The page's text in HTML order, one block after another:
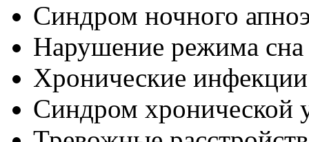
Синдром ночного
Нарушение режима сна
Хронические инфекции
Синдром хронической